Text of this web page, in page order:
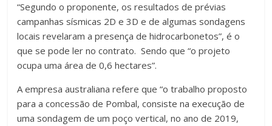
“Segundo o proponente, os resultados de prévias
campanhas sísmicas 2D e 3D e de algumas sondagens
locais revelaram a presença de hidrocarbonetos”, é o
que se pode ler no contrato. Sendo que “o projeto
ocupa uma área de 0,6 hectares”.
A empresa australiana refere que “o trabalho proposto
para a concessão de Pombal, consiste na execução de
uma sondagem de um poço vertical, no ano de 2019,